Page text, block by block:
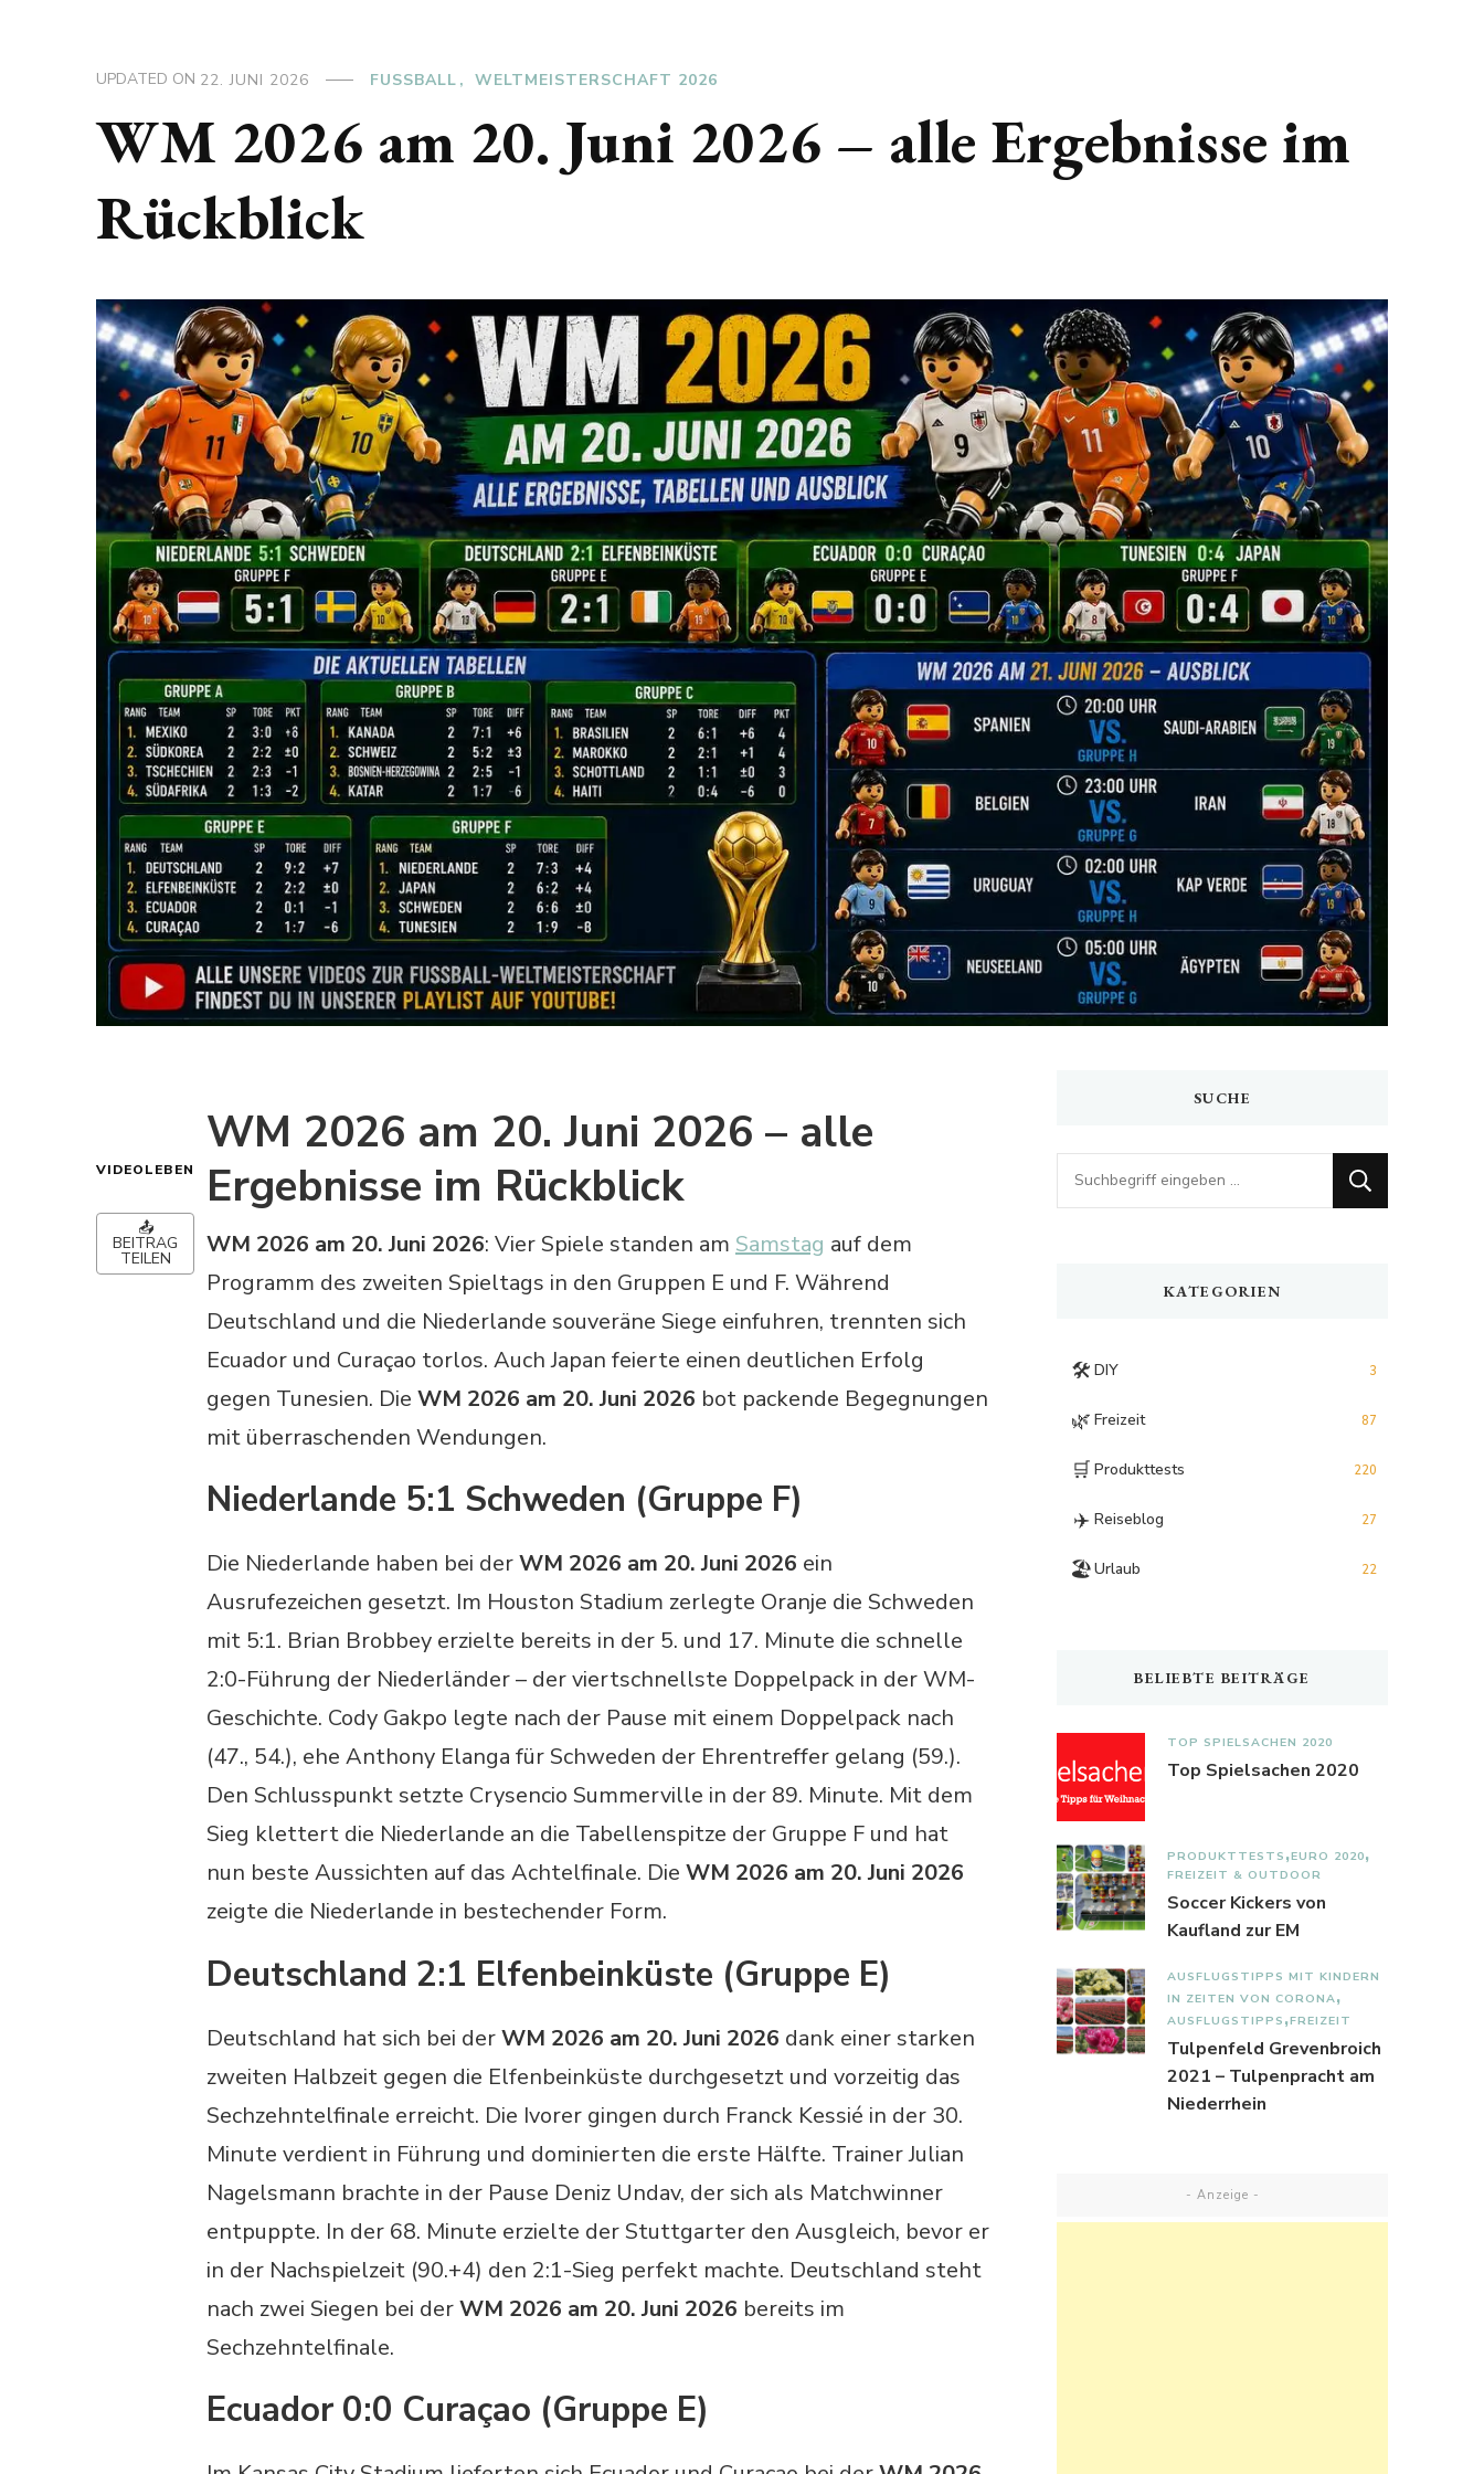
UPDATED ON 22. JUNI 2026 FUSSBALL WELTMEISTERSCHAFT 2026
WM 2026 am 20. Juni 2026 – alle Ergebnisse im
Rückblick
VIDEOLEBEN
📤
BEITRAG
TEILEN
WM 2026 am 20. Juni 2026 – alle
Ergebnisse im Rückblick
WM 2026 am 20. Juni 2026: Vier Spiele standen am Samstag auf dem
Programm des zweiten Spieltags in den Gruppen E und F. Während
Deutschland und die Niederlande souveräne Siege einfuhren, trennten sich
Ecuador und Curaçao torlos. Auch Japan feierte einen deutlichen Erfolg
gegen Tunesien. Die WM 2026 am 20. Juni 2026 bot packende Begegnungen
mit überraschenden Wendungen.
Niederlande 5:1 Schweden (Gruppe F)
Die Niederlande haben bei derWM 2026 am 20. Juni 2026 ein
Ausrufezeichen gesetzt. Im Houston Stadium zerlegte Oranje die Schweden
mit 5:1. Brian Brobbey erzielte bereits in der 5. und 17. Minute die schnelle
2:0-Führung der Niederländer – der viertschnellste Doppelpack in der WM-
Geschichte. Cody Gakpo legte nach der Pause mit einem Doppelpack nach
(47., 54.), ehe Anthony Elanga für Schweden der Ehrentreffer gelang (59.).
Den Schlusspunkt setzte Crysencio Summerville in der 89. Minute. Mit dem
Sieg klettert die Niederlande an die Tabellenspitze der Gruppe F und hat
nun beste Aussichten auf das Achtelfinale. Die WM 2026 am 20. Juni 2026
zeigte die Niederlande in bestechender Form.
Deutschland 2:1 Elfenbeinküste (Gruppe E)
Deutschland hat sich bei derWM 2026 am 20. Juni 2026 dank einer starken
zweiten Halbzeit gegen die Elfenbeinküste durchgesetzt und vorzeitig das
Sechzehntelfinale erreicht. Die Ivorer gingen durch Franck Kessié in der 30.
Minute verdient in Führung und dominierten die erste Hälfte. Trainer Julian
Nagelsmann brachte in der Pause Deniz Undav, der sich als Matchwinner
entpuppte. In der 68. Minute erzielte der Stuttgarter den Ausgleich, bevor er
in der Nachspielzeit (90.+4) den 2:1-Sieg perfekt machte. Deutschland steht
nach zwei Siegen bei derWM 2026 am 20. Juni 2026 bereits im
Sechzehntelfinale.
Ecuador 0:0 Curaçao (Gruppe E)
SUCHE
Looking
for
KATEGORIEN
🛠️ DIY 3
🌿 Freizeit 87
🛒 Produkttests 220
✈️ Reiseblog 27
🏖️Urlaub 22
BELIEBTE BEITRÄGE
TOP SPIELSACHEN 2020
Top Spielsachen 2020
PRODUKTTESTS EURO 2020
FREIZEIT & OUTDOOR
Soccer Kickers von
Kaufland zur EM
AUSFLUGSTIPPS MIT KINDERN
IN ZEITEN VON CORONA
AUSFLUGSTIPPS FREIZEIT
Tulpenfeld Grevenbroich
2021 – Tulpenpracht am
Niederrhein
- Anzeige -